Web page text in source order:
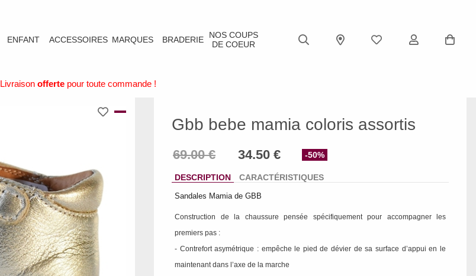
ENFANT ACCESSOIRES MARQUES BRADERIE
NOS COUPS
DE COEUR
Livraison offerte pour toute commande !
Gbb bebe mamia coloris assortis
-50%
DESCRIPTION CARACTÉRISTIQUES
Sandales Mamia de GBB
Construction de la chaussure pensée spécifiquement pour accompagner les
premiers pas :
- Contrefort asymétrique : empêche le pied de dévier de sa surface d’appui en le
maintenant dans l’axe de la marche